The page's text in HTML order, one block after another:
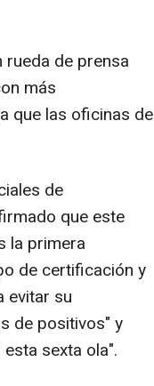
rueda de prensa
más
que las oficinas de
de
que este
la primera
de certificación y
evitar su
de positivos" y
sexta ola".